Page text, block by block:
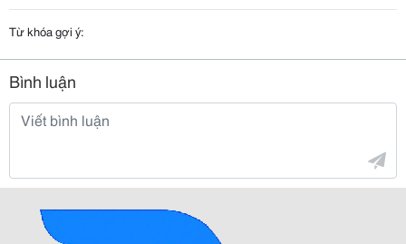
Từ khóa gợi ý:
Bình luận